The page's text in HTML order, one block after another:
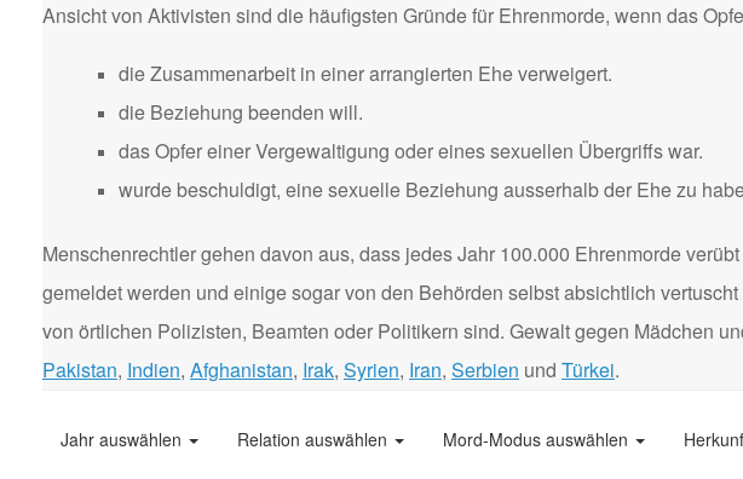
Ansicht von Aktivisten sind die häufigsten Gründe für Ehrenmorde, wenn das
die Zusammenarbeit in einer arrangierten Ehe verweigert.
die Beziehung beenden will.
das Opfer einer Vergewaltigung oder eines sexuellen Übergriffs war.
wurde beschuldigt, eine sexuelle Beziehung ausserhalb der Ehe zu
Menschenrechtler gehen davon aus, dass jedes Jahr 100.000 Ehrenmorde
gemeldet werden und einige sogar von den Behörden selbst absichtlich
von örtlichen Polizisten, Beamten oder Politikern sind. Gewalt gegen Mädchen
Pakistan, Indien, Afghanistan, Irak, Syrien, Iran, Serbien und Türkei.